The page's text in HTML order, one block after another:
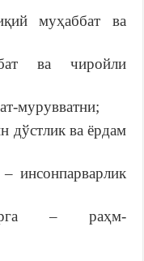
муҳаббат ва
ва чиройли
мурувватни;
дўстлик ва ёрдам
инсонпарварлик
– раҳм-